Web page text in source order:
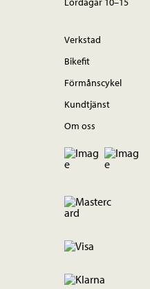
Verkstad
Bikefit
Förmånscykel
Kundtjänst
Om oss